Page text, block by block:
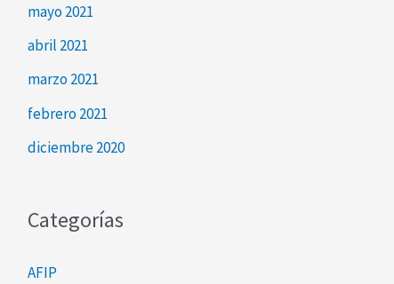
mayo 2021
abril 2021
marzo 2021
febrero 2021
diciembre 2020
Categorías
AFIP